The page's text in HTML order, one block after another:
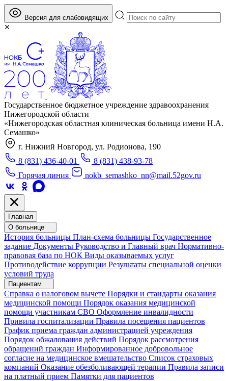
Версия для слабовидящих
Государственное бюджетное учреждение здравоохранения
Нижегородской области
«Нижегородская областная клиническая больница имени Н.А.
Семашко»
г. Нижний Новгород, ул. Родионова, 190
8 (831) 436-40-01
8 (831) 438-93-78
Горячая линия
nokb_semashko_nn@mail.52gov.ru
Главная
О больнице
История больницы План-схема больницы Государственное
задание Документы Руководство и Главный врач Нормативно-
правовая база по НОК Виды оказываемых услуг
Противодействие коррупции Результаты специальной оценки
условий труда
Пациентам
Справка о налоговом вычете Порядки и стандарты оказания
медицинской помощи Порядок оказания медицинской
помощи участникам СВО Оформление инвалидности
Привила госпитализации Правила посещения пациентов
График приема граждан администрацией учреждения
Порядок обжалования действий Порядок рассмотрения
обращений граждан Информированное добровольное
согласие на медицинское вмешательство Список страховых
компаний Оказание обезболивающей терапии Правила записи
на платный прием Памятки для пациентов